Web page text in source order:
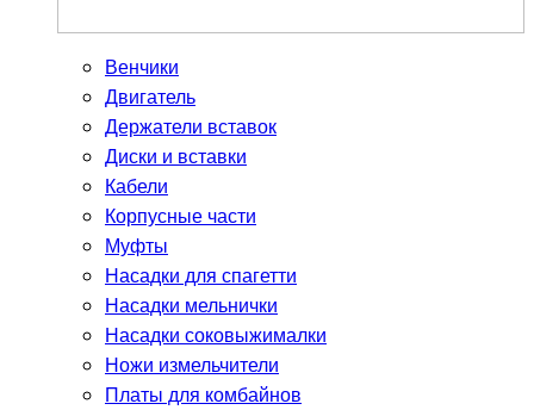
Венчики
Двигатель
Держатели вставок
Диски и вставки
Кабели
Корпусные части
Муфты
Насадки для спагетти
Насадки мельнички
Насадки соковыжималки
Ножи измельчители
Платы для комбайнов